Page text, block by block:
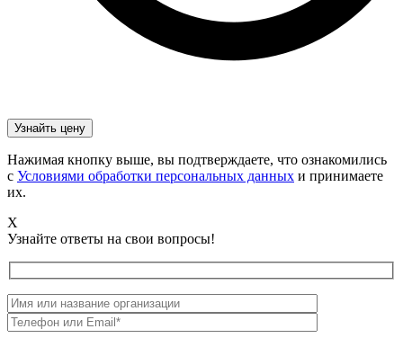
Нажимая кнопку выше, вы подтверждаете, что ознакомились
с Условиями обработки персональных данных и принимаете
их.
X
Узнайте ответы на свои вопросы!